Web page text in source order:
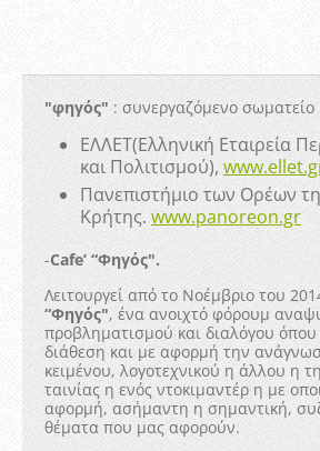
"φηγός" : συνεργαζόμενο
ΕΛΛΕΤ(Ελληνική Εταιρεία
και Πολιτισμού),
Πανεπιστήμιο των Ορέων
Κρήτης. www.panoreon.gr
-Cafe’ “Φηγός".
Λειτουργεί από το Νοέμβριο του
“Φηγός", ένα ανοιχτό φόρουμ
προβληματισμού και διαλόγου
διάθεση και με αφορμή την
κειμένου, λογοτεχνικού η άλλου η
ταινίας η ενός ντοκιμαντέρ η με
αφορμή, ασήμαντη η σημαντική,
θέματα που μας αφορούν.